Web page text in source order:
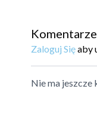
połączenie
przyrodniczą.
Zaloguj Sięaby
Nie ma jeszcze